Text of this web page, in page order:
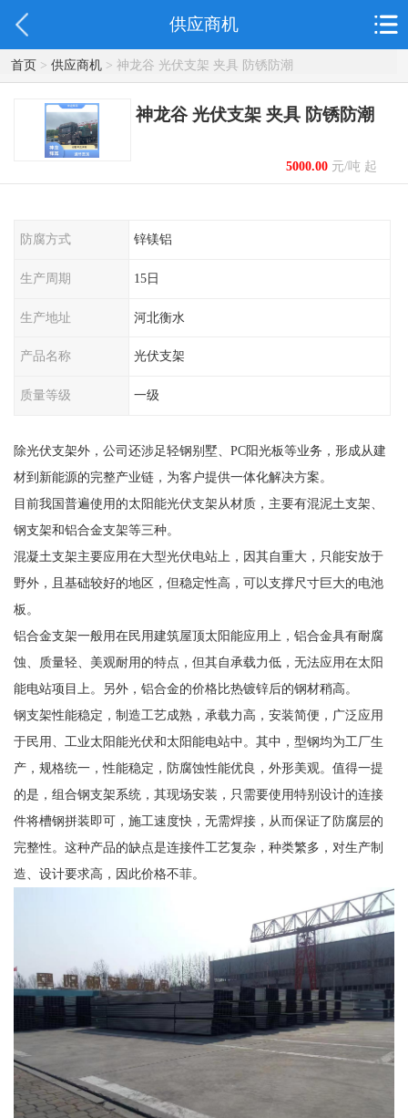
供应商机
首页> 供应商机> 神龙谷 光伏支架 夹具 防锈防潮
神龙谷 光伏支架 夹具 防锈防潮
5000.00元/吨 起
防腐方式 锌镁铝
生产周期 15日
生产地址 河北衡水
产品名称 光伏支架
质量等级 一级
除光伏支架外，公司还涉足轻钢别墅、PC阳光板等业务，形成从建
材到新能源的完整产业链，为客户提供一体化解决方案。
目前我国普遍使用的太阳能光伏支架从材质，主要有混泥土支架、
钢支架和铝合金支架等三种。
混凝土支架主要应用在大型光伏电站上，因其自重大，只能安放于
野外，且基础较好的地区，但稳定性高，可以支撑尺寸巨大的电池
板。
铝合金支架一般用在民用建筑屋顶太阳能应用上，铝合金具有耐腐
蚀、质量轻、美观耐用的特点，但其自承载力低，无法应用在太阳
能电站项目上。另外，铝合金的价格比热镀锌后的钢材稍高。
钢支架性能稳定，制造工艺成熟，承载力高，安装简便，广泛应用
于民用、工业太阳能光伏和太阳能电站中。其中，型钢均为工厂生
产，规格统一，性能稳定，防腐蚀性能优良，外形美观。值得一提
的是，组合钢支架系统，其现场安装，只需要使用特别设计的连接
件将槽钢拼装即可，施工速度快，无需焊接，从而保证了防腐层的
完整性。这种产品的缺点是连接件工艺复杂，种类繁多，对生产制
造、设计要求高，因此价格不菲。